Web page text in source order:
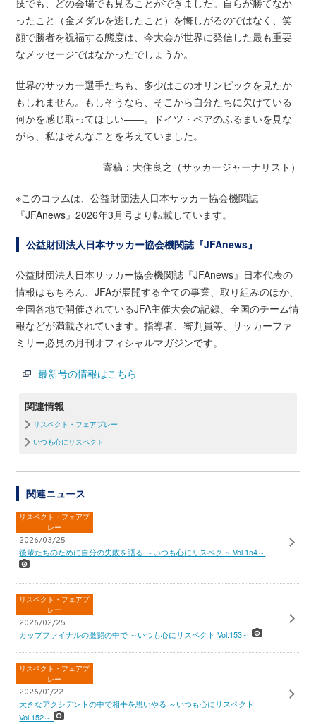
技でも、どの会場でも見ることができました。自らが勝てなか
ったこと（金メダルを逃したこと）を悔しがるのではなく、笑
顔で勝者を祝福する態度は、今大会が世界に発信した最も重要
なメッセージではなかったでしょうか。
世界のサッカー選手たちも、多少はこのオリンピックを見たか
もしれません。もしそうなら、そこから自分たちに欠けている
何かを感じ取ってほしい――。ドイツ・ペアのふるまいを見な
がら、私はそんなことを考えていました。
寄稿：大住良之（サッカージャーナリスト）
※このコラムは、公益財団法人日本サッカー協会機関誌
『JFAnews』2026年3月号より転載しています。
公益財団法人日本サッカー協会機関誌『JFAnews』
公益財団法人日本サッカー協会機関誌『JFAnews』日本代表の
情報はもちろん、JFAが展開する全ての事業、取り組みのほか、
全国各地で開催されているJFA主催大会の記録、全国のチーム情
報などが満載されています。指導者、審判員等、サッカーファ
ミリー必見の月刊オフィシャルマガジンです。
最新号の情報はこちら
関連情報
リスペクト・フェアプレー
いつも心にリスペクト
関連ニュース
リスペクト・フェアプ
レー
2026/03/25
後輩たちのために自分の失敗を語る ～いつも心にリスペクト Vol.154～
リスペクト・フェアプ
レー
2026/02/25
カップファイナルの激闘の中で ～いつも心にリスペクト Vol.153～
リスペクト・フェアプ
レー
2026/01/22
大きなアクシデントの中で相手を思いやる ～いつも心にリスペクト
Vol.152～